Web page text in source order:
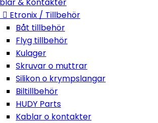
 Etronix / Tillbehör
Båt tillbehör
Flyg tillbehör
Kulager
Skruvar o muttrar
Silikon o krympslangar
Biltillbehör
HUDY Parts
Kablar o kontakter